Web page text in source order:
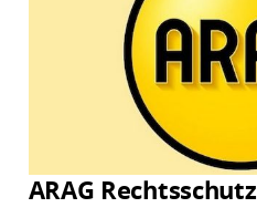
ARAG Rechtsschutz